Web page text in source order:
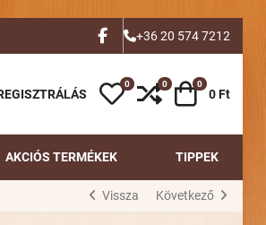
FACEBOOK+36 20 574 7212
Kívánságlista
0 Összehasonlítás
0 Kosár
0
0 Ft
AKCIÓS TERMÉKEK TIPPEK
Vissza Következő